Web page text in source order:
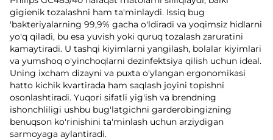
gigienik tozalashni ham ta'minlaydi. Issiq bug
'bakteriyalarning 99,9% gacha o'ldiradi va yoqimsiz hidlarni
yo'q qiladi, bu esa yuvish yoki quruq tozalash zaruratini
kamaytiradi. U tashqi kiyimlarni yangilash, bolalar kiyimlari
va yumshoq o'yinchoqlarni dezinfektsiya qilish uchun ideal.
Uning ixcham dizayni va puxta o'ylangan ergonomikasi
hatto kichik kvartirada ham saqlash joyini topishni
osonlashtiradi. Yuqori sifatli yig'ish va brendning
ishonchliligi ushbu bug'latgichni garderobingizning
benuqson ko'rinishini ta'minlash uchun arziydigan
sarmoyaga aylantiradi.